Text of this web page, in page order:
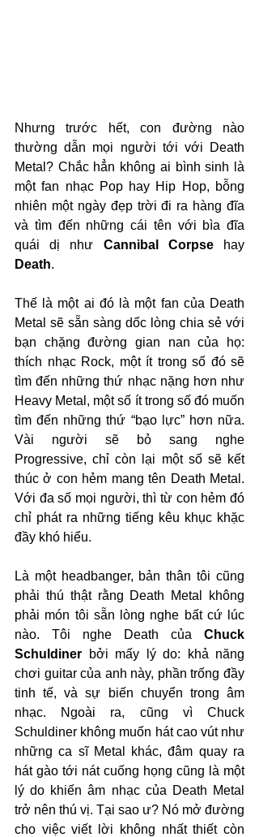
Nhưng trước hết, con đường nào
thường dẫn mọi người tới với Death
Metal? Chắc hẳn không ai bình sinh là
một fan nhạc Pop hay Hip Hop, bỗng
nhiên một ngày đẹp trời đi ra hàng đĩa
và tìm đến những cái tên với bìa đĩa
quái dị như Cannibal Corpse
Death.
Thế là một ai đó là một fan của Death
Metal sẽ sẵn sàng dốc lòng chia sẻ với
bạn chặng đường gian nan của họ:
thích nhạc Rock, một ít trong số đó sẽ
tìm đến những thứ nhạc nặng hơn như
Heavy Metal, một số ít trong số đó muốn
tìm đến những thứ “bạo lực” hơn nữa.
Vài người sẽ bỏ sang nghe
Progressive, chỉ còn lại một số sẽ kết
thúc ở con hẻm mang tên Death Metal.
Với đa số mọi người, thì từ con hẻm đó
chỉ phát ra những tiếng kêu khục khặc
đầy khó hiểu.
Là một headbanger, bản thân tôi cũng
phải thú thật rằng Death Metal không
phải món tôi sẵn lòng nghe bất cứ lúc
nào. Tôi nghe Death của Chuck
Schuldiner bởi mấy lý do: khả năng
chơi guitar của anh này, phần trống đầy
tinh tế, và sự biến chuyển trong âm
nhạc. Ngoài ra, cũng vì Chuck
Schuldiner không muốn hát cao vút như
những ca sĩ Metal khác, đâm quay ra
hát gào tới nát cuống họng cũng là một
lý do khiến âm nhạc của Death Metal
trở nên thú vị. Tại sao ư? Nó mở đường
cho việc viết lời không nhất thiết còn